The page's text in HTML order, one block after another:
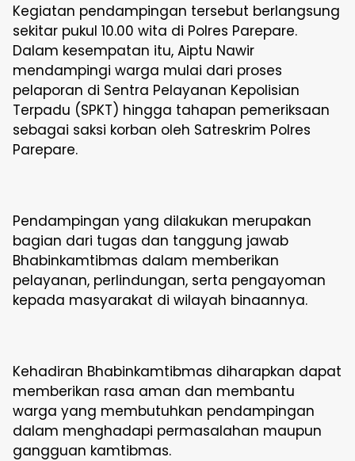
Kegiatan pendampingan tersebut berlangsung
sekitar pukul 10.00 wita di Polres Parepare.
Dalam kesempatan itu, Aiptu Nawir
mendampingi warga mulai dari proses
pelaporan di Sentra Pelayanan Kepolisian
Terpadu (SPKT) hingga tahapan pemeriksaan
sebagai saksi korban oleh Satreskrim Polres
Parepare.
Pendampingan yang dilakukan merupakan
bagian dari tugas dan tanggung jawab
Bhabinkamtibmas dalam memberikan
pelayanan, perlindungan, serta pengayoman
kepada masyarakat di wilayah binaannya.
Kehadiran Bhabinkamtibmas diharapkan dapat
memberikan rasa aman dan membantu
warga yang membutuhkan pendampingan
dalam menghadapi permasalahan maupun
gangguan kamtibmas.